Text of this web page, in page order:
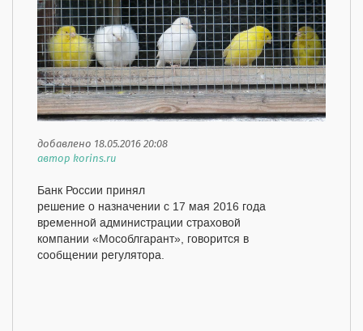
добавлено 18.05.2016 20:08
автор korins.ru
Банк России принял
решение о назначении с 17 мая 2016 года
временной администрации страховой
компании «Мособлгарант», говорится в
сообщении регулятора.